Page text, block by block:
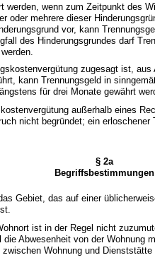
werden, wenn zum Zeitpunkt des
oder mehrere dieser
vor, kann
des Hinderungsgrundes darf
zugesagt ist,
kann Trennungsgeld in
für drei Monate gewährt
außerhalb eines
nicht begründet; ein
§ 2a
Begriffsbestimmungen
Gebiet, das auf einer
ist in der Regel nicht
Abwesenheit von der Wohnung
Wohnung und